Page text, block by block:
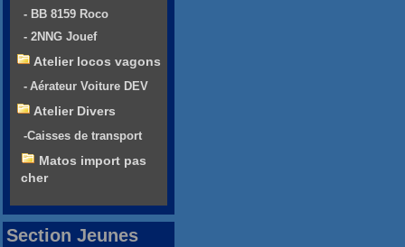
- BB 8159 Roco
- 2NNG Jouef
Atelier locos vagons
- Aérateur Voiture DEV
Atelier Divers
-Caisses de transport
Matos import pas
cher
Section Jeunes